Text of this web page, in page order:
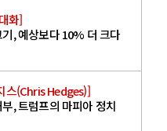
화]
, 예상보다 10% 더 크다
스(Chris Hedges)]
, 트럼프의 마피아 정치